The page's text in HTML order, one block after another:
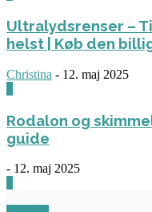
Ultralydsrenser –
helst | Køb den
Christina - 12. maj 2025
Rodalon og
guide
- 12. maj 2025